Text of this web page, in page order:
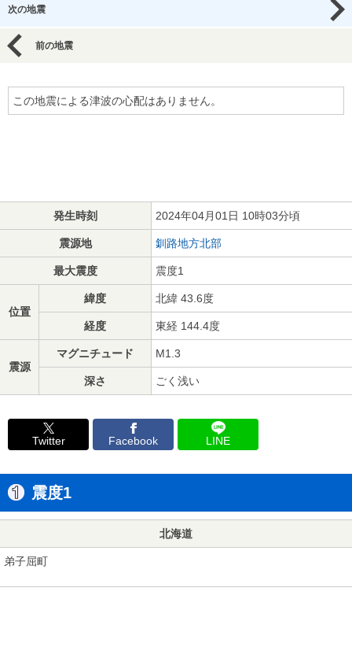
次の地震
前の地震
この地震による津波の心配はありません。
発生時刻 2024年04月01日 10時03分頃
震源地 釧路地方北部
最大震度 震度1
位置
緯度 北緯 43.6度
経度 東経 144.4度
震源
マグニチュード M1.3
深さ ごく浅い
Twitter Facebook LINE
震度1
北海道
弟子屈町